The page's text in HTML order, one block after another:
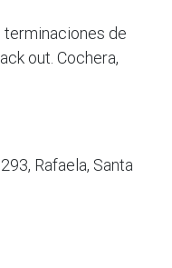
terminaciones de
out. Cochera,
Rafaela, Santa